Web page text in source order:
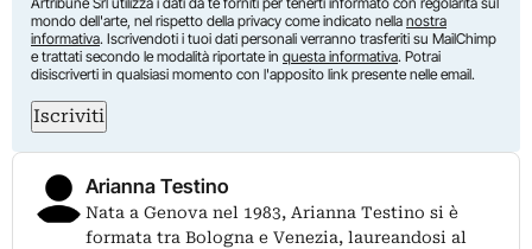
mondo dell'arte, nel rispetto della privacy come indicato nella nostra
informativa. Iscrivendoti i tuoi dati personali verranno trasferiti su MailChimp
e trattati secondo le modalità riportate in questa informativa. Potrai
disiscriverti in qualsiasi momento con l'apposito link presente nelle email.
Iscriviti
Arianna Testino
Nata a Genova nel 1983, Arianna Testino si è
formata tra Bologna e Venezia, laureandosi al